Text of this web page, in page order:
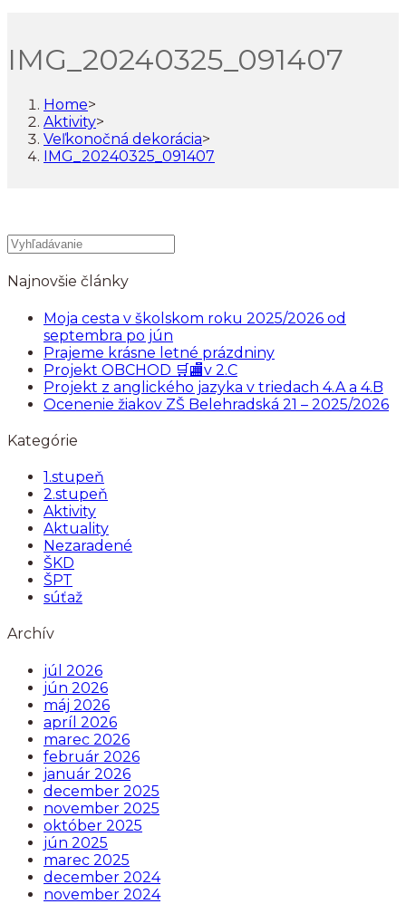
IMG_20240325_091407
Home>
Aktivity>
Veľkonočná dekorácia>
IMG_20240325_091407
Najnovšie články
Moja cesta v školskom roku 2025/2026 od
septembra po jún
Prajeme krásne letné prázdniny
Projekt OBCHOD 🛒🏬v 2.C
Projekt z anglického jazyka v triedach 4.A a 4.B
Ocenenie žiakov ZŠ Belehradská 21 – 2025/2026
Kategórie
1.stupeň
2.stupeň
Aktivity
Aktuality
Nezaradené
ŠKD
ŠPT
súťaž
Archív
júl 2026
jún 2026
máj 2026
apríl 2026
marec 2026
február 2026
január 2026
december 2025
november 2025
október 2025
jún 2025
marec 2025
december 2024
november 2024